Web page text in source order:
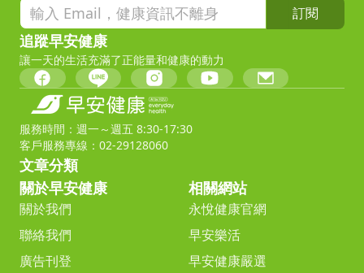
訂閱
追蹤早安健康
讓一天的生活充滿了正能量和健康的動力
服務時間：週一～週五 8:30-17:30
客戶服務專線：02-29128060
文章分類
關於早安健康
關於我們
聯絡我們
廣告刊登
相關網站
永悅健康官網
早安樂活
早安健康嚴選